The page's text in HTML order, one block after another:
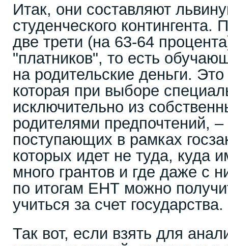
Итак, они составляют
студенческого контингента.
две трети (на 63-64
"платников", то есть
на родительские деньги.
которая при выборе
исключительно из
родителями предпочтений, –
поступающих в рамках
которых идет не туда, куда
много грантов и где даже с
по итогам ЕНТ можно
учиться за счет государства.
Так вот, если взять для